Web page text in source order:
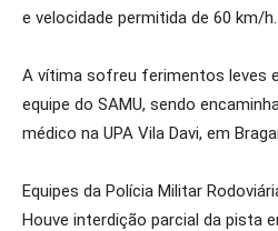
e velocidade permitida de 60 km/h.
A vítima sofreu ferimentos leves
equipe do SAMU, sendo
médico na UPA Vila Davi, em
Equipes da Polícia Militar
Houve interdição parcial da pista